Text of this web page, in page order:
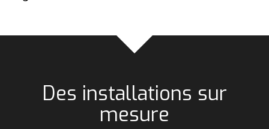
Des installations sur
mesure